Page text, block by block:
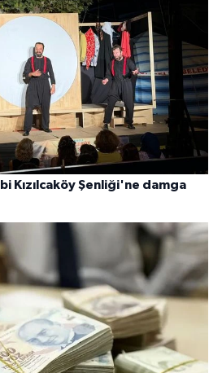
Kızılcaköy Şenliği'ne damga